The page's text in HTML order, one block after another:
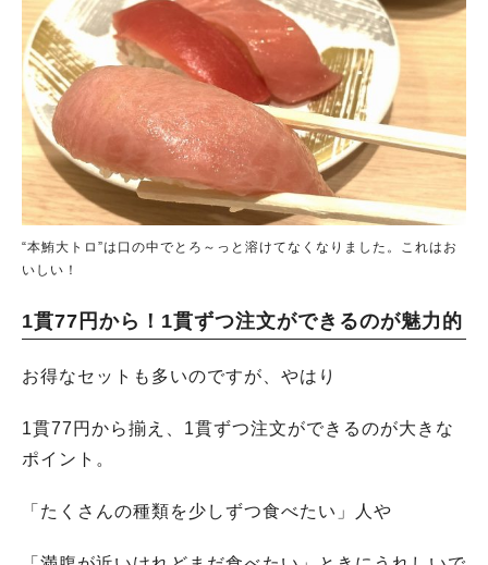
“本鮪大トロ”は口の中でとろ～っと溶けてなくなりました。これはお
いしい！
1貫77円から！1貫ずつ注文ができるのが魅力的
お得なセットも多いのですが、やはり
1貫77円から揃え、1貫ずつ注文ができるのが大きな
ポイント。
「たくさんの種類を少しずつ食べたい」人や